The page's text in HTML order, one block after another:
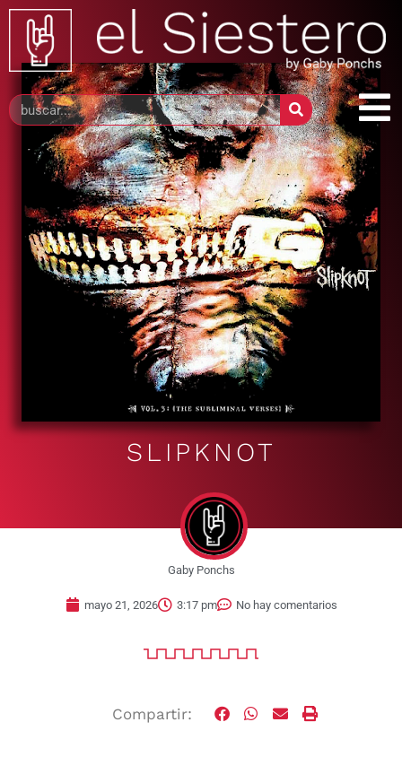
SLIPKNOT
Gaby Ponchs
mayo 21, 2026 3:17 pm No hay comentarios
Compartir: